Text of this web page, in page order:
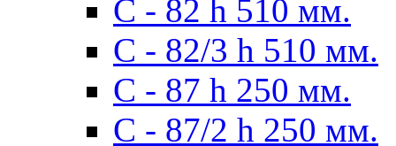
С - 82 h 510 мм.
С - 82/3 h 510 мм.
С - 87 h 250 мм.
С - 87/2 h 250 мм.